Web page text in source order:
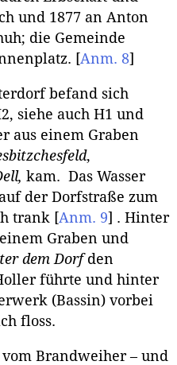
und 1877 an Anton
die Gemeinde
[Anm. 8]
befand sich
siehe auch H1 und
aus einem Graben
,
kam. Das Wasser
der Dorfstraße zum
trank [Anm. 9] . Hinter
Graben und
dem Dorfden
führte und hinter
(Bassin) vorbei
floss.
Brandweiher – und